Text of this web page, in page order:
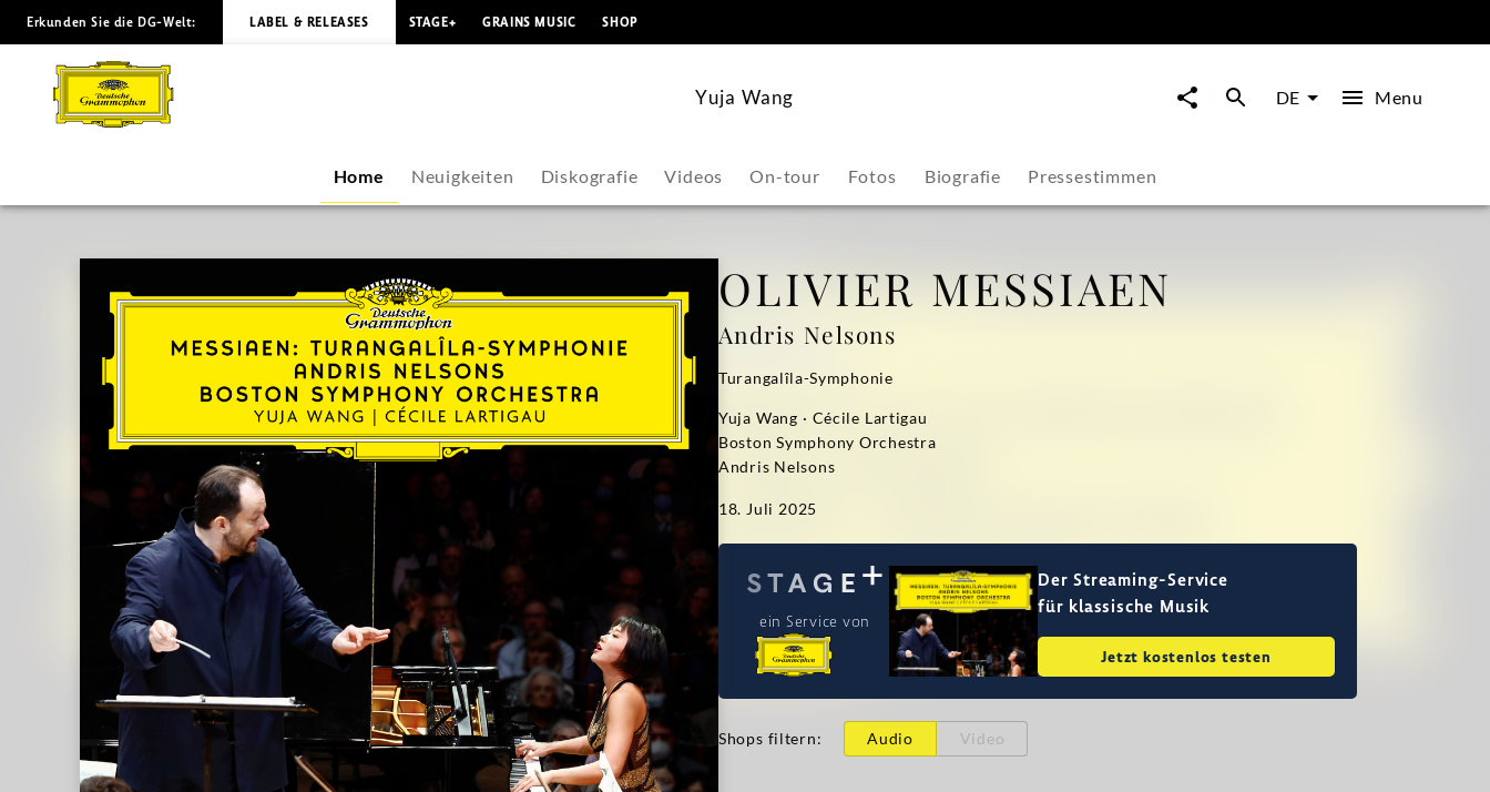
Yuja
Wang
Übersicht
Deutsche
Grammophon
Erkunden Sie die DG-Welt: LABEL & RELEASES STAGE+ GRAINS MUSIC SHOP
Yuja Wang DE Menu
Home Neuigkeiten Diskografie Videos On-tour Fotos Biografie Pressestimmen
OLIVIER MESSIAEN
Andris Nelsons
Turangalîla-Symphonie
Yuja Wang · Cécile Lartigau
Boston Symphony Orchestra
Andris Nelsons
18. Juli 2025
ein Service von
Der Streaming-Service
für klassische Musik
Jetzt kostenlos testen
Shops filtern: Audio Video